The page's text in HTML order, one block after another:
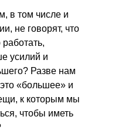
в том числе и
не говорят, что
усилий и
Разве нам
«большее» и
к которым мы
чтобы иметь